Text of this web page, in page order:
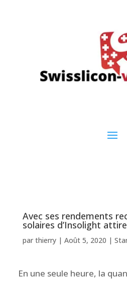
Avec ses rendements
solaires d’Insolight
par thierry| Août 5, 2020 |
En une seule heure, la